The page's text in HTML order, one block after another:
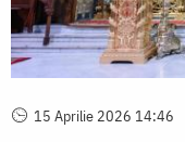
15 Aprilie 2026 14:46